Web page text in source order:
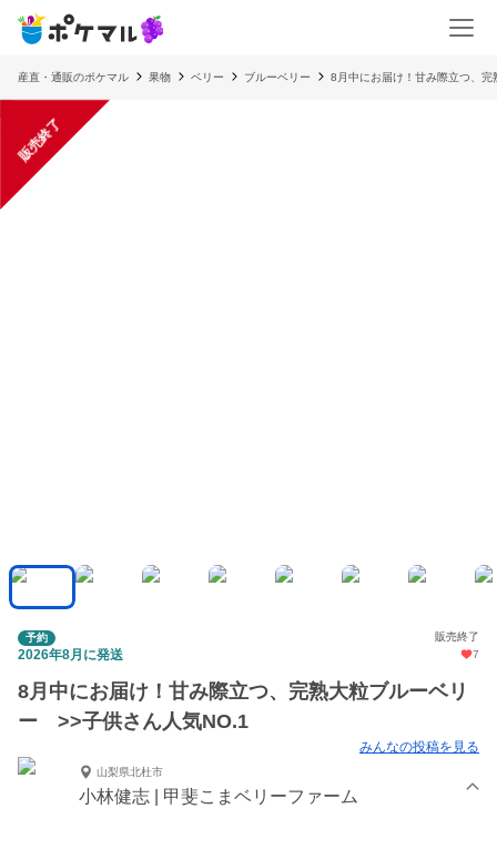
産直・通販のポケマル 果物 ベリー ブルーベリー 8月中にお届け！甘み際立つ、
販売終了
予約 販売終了
2026年8月に発送 7
8月中にお届け！甘み際立つ、完熟大粒ブルーベリ
ー >>子供さん人気NO.1
みんなの投稿を見る
山梨県北杜市
小林健志 | 甲斐こまベリーファーム